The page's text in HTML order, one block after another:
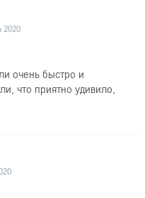
2020
очень быстро и
что приятно удивило,